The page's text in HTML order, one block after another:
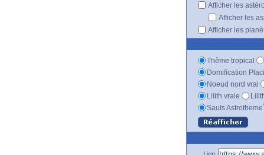
Afficher les
Afficher les
Afficher les
Thème tropical
Domification
Noeud nord vrai
Lilith vraie
Sauts Astrotheme
Lien